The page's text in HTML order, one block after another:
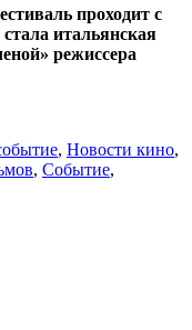
проходит с
итальянская
режиссера
, Новости кино,
, Событие,